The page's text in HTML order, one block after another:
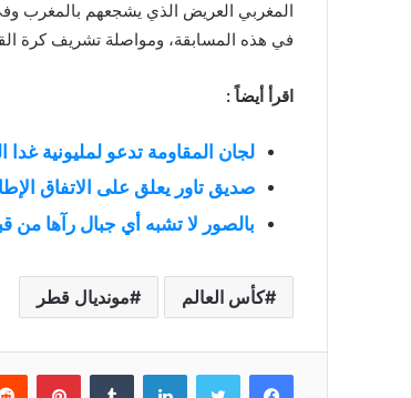
المغربي العريض الذي يشجعهم بالمغرب
في هذه المسابقة، ومواصلة تشريف كرة
اقرأ أيضاً :
لجان المقاومة تدعو لمليونية
صديق تاور يعلق على الاتفاق
بالصور لا تشبه أي جبال رآها من
كأس العالم مونديال قطر
فيسبوك تويتر لينكدإن